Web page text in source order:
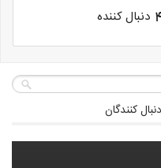
دنبال کننده
دنبال کنندگان